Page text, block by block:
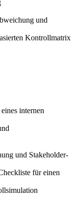
und
Kontrollmatrix
internen
und Stakeholder-
für einen